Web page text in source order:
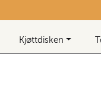
Kjøttdisken